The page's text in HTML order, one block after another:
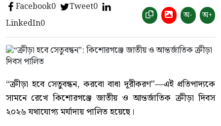
Facebook0 Tweet0
LinkedIn0
অ- অ+
“ক্রীড়া হবে সেতুবন্ধন, করবো বাধা দূরীকরণ”—এই প্রতিপাদ্যকে
সামনে রেখে কিশোরগঞ্জে জাতীয় ও আন্তর্জাতিক ক্রীড়া দিবস
২০২৬ যথাযোগ্য মর্যাদায় পালিত হয়েছে।